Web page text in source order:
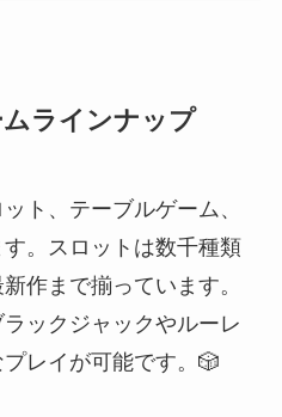
ラインナップ
ト、テーブルゲーム、
。スロットは数千種類
作まで揃っています。
ックジャックやルーレ
レイが可能です。🎲